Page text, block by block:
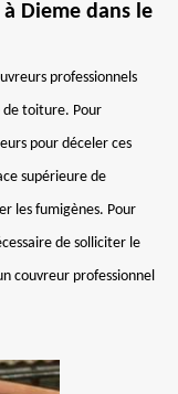
Dieme dans le
professionnels
de toiture. Pour
pour déceler ces
supérieure de
les fumigènes. Pour
de solliciter le
couvreur professionnel